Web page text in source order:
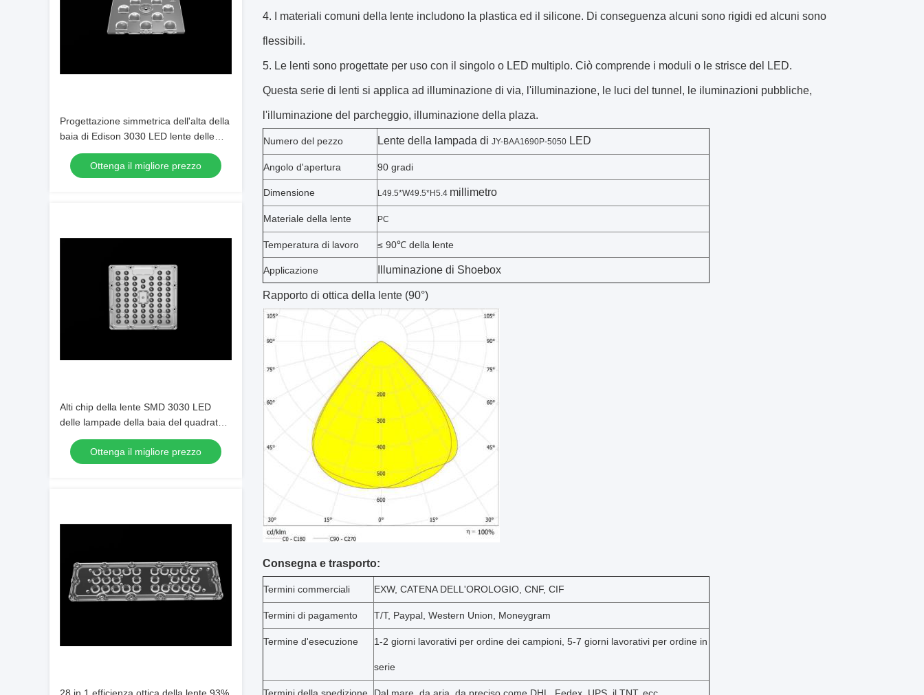
Progettazione simmetrica dell'alta della
baia di Edison 3030 LED lente delle
lampade per illuminazione all'aperto
Ottenga il migliore prezzo
Alti chip della lente SMD 3030 LED
delle lampade della baia del quadrato
LED con il PWB di AL
Ottenga il migliore prezzo
I materiali comuni della lente includono la plastica ed il silicone. Di conseguenza alcuni sono rigidi ed alcuni sono
flessibili.
Le lenti sono progettate per uso con il singolo o LED multiplo. Ciò comprende i moduli o le strisce del LED.
Questa serie di lenti si applica ad illuminazione di via, l'illuminazione, le luci del tunnel, le iluminazioni pubbliche,
l'illuminazione del parcheggio, illuminazione della plaza.
Numero del pezzo Lente della lampada di JY-BAA1690P-5050 LED
Angolo d'apertura 90 gradi
Dimensione L49.5*W49.5*H5.4 millimetro
Materiale della lente PC
Temperatura di lavoro ≤ 90℃ della lente
Applicazione Illuminazione di Shoebox
Rapporto di ottica della lente (90°)
Consegna e trasporto:
Termini commerciali EXW, CATENA DELL'OROLOGIO, CNF, CIF
Termini di pagamento T/T, Paypal, Western Union, Moneygram
Termine d'esecuzione 1-2 giorni lavorativi per ordine dei campioni, 5-7 giorni lavorativi per ordine in
serie